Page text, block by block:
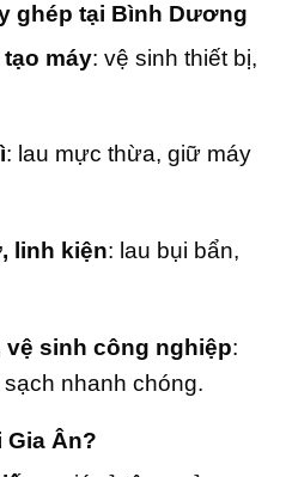
ghép tại Bình Dương
máy: vệ sinh thiết bị,
: lau mực thừa, giữ máy
linh kiện: lau bụi bẩn,
vệ sinh công nghiệp:
sạch nhanh chóng.
Gia Ân?